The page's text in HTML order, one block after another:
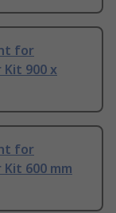
for
900 x
for
600 mm